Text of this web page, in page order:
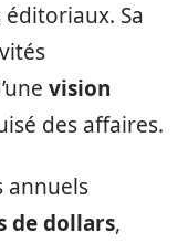
Sa
vision
des affaires.
annuels
de dollars,